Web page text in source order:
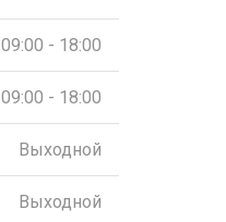
09:00 - 18:00
09:00 - 18:00
Выходной
Выходной